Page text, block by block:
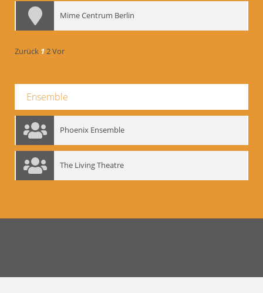
Mime Centrum Berlin
Zurück 12Vor
Ensemble
Phoenix Ensemble
The Living Theatre